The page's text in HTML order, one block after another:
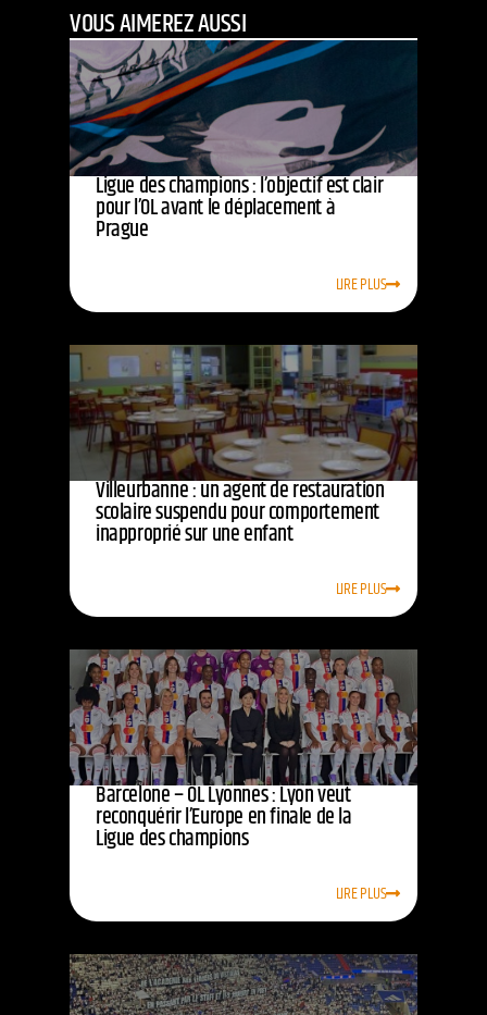
VOUS AIMEREZ AUSSI
Ligue des champions : l’objectif est clair
pour l’OL avant le déplacement à
Prague
LIRE PLUS
Villeurbanne : un agent de restauration
scolaire suspendu pour comportement
inapproprié sur une enfant
LIRE PLUS
Barcelone – OL Lyonnes : Lyon veut
reconquérir l’Europe en finale de la
Ligue des champions
LIRE PLUS